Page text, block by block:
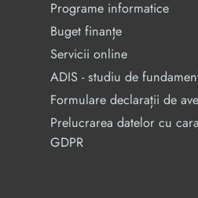
Programe informatice
Buget finanțe
Servicii online
ADIS - studiu de
Formulare declarații de
Prelucrarea datelor cu
GDPR